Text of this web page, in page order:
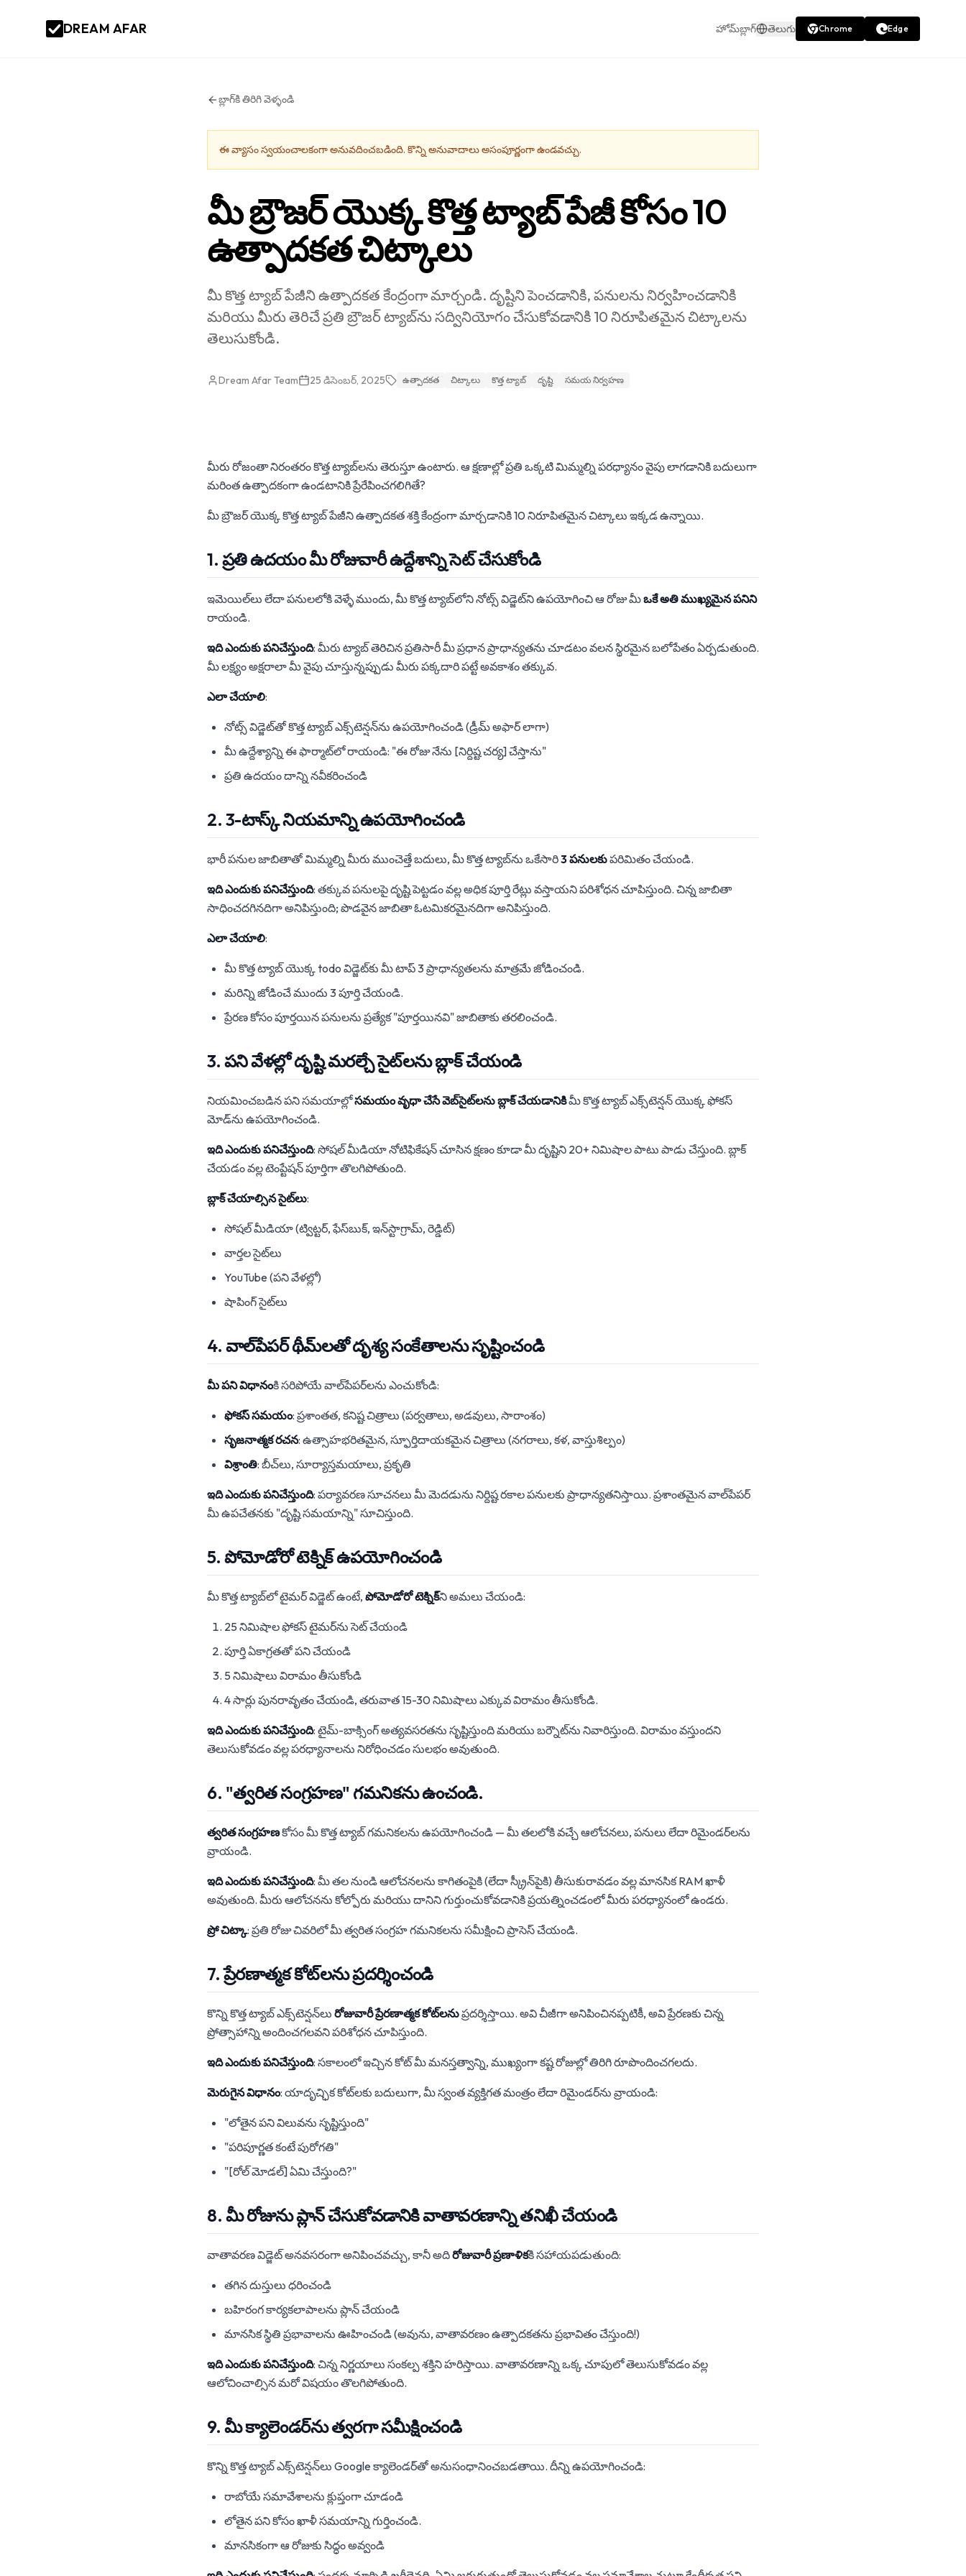
DREAM AFAR హోమ్బ్లాగ్ తెలుగు Chrome Edge
బ్లాగ్‌కి తిరిగి వెళ్ళండి
ఈ వ్యాసం స్వయంచాలకంగా అనువదించబడింది. కొన్ని అనువాదాలు అసంపూర్ణంగా ఉండవచ్చు.
మీ బ్రౌజర్ యొక్క కొత్త ట్యాబ్ పేజీ కోసం 10
ఉత్పాదకత చిట్కాలు
మీ కొత్త ట్యాబ్ పేజీని ఉత్పాదకత కేంద్రంగా మార్చండి. దృష్టిని పెంచడానికి, పనులను నిర్వహించడానికి
మరియు మీరు తెరిచే ప్రతి బ్రౌజర్ ట్యాబ్‌ను సద్వినియోగం చేసుకోవడానికి 10 నిరూపితమైన చిట్కాలను
తెలుసుకోండి.
Dream Afar Team 25 డిసెంబర్, 2025 ఉత్పాదకత చిట్కాలు కొత్త ట్యాబ్ దృష్టి సమయ నిర్వహణ
మీరు రోజంతా నిరంతరం కొత్త ట్యాబ్‌లను తెరుస్తూ ఉంటారు. ఆ క్షణాల్లో ప్రతి ఒక్కటి మిమ్మల్ని పరధ్యానం వైపు లాగడానికి బదులుగా
మరింత ఉత్పాదకంగా ఉండటానికి ప్రేరేపించగలిగితే?
మీ బ్రౌజర్ యొక్క కొత్త ట్యాబ్ పేజీని ఉత్పాదకత శక్తి కేంద్రంగా మార్చడానికి 10 నిరూపితమైన చిట్కాలు ఇక్కడ ఉన్నాయి.
1. ప్రతి ఉదయం మీ రోజువారీ ఉద్దేశాన్ని సెట్ చేసుకోండి
ఇమెయిల్‌లు లేదా పనులలోకి వెళ్ళే ముందు, మీ కొత్త ట్యాబ్‌లోని నోట్స్ విడ్జెట్‌ని ఉపయోగించి ఆ రోజు మీఒకే అతి ముఖ్యమైన పనిని
రాయండి.
ఇది ఎందుకు పనిచేస్తుంది: మీరు ట్యాబ్ తెరిచిన ప్రతిసారీ మీ ప్రధాన ప్రాధాన్యతను చూడటం వలన స్థిరమైన బలోపేతం ఏర్పడుతుంది.
మీ లక్ష్యం అక్షరాలా మీ వైపు చూస్తున్నప్పుడు మీరు పక్కదారి పట్టే అవకాశం తక్కువ.
ఎలా చేయాలి:
నోట్స్ విడ్జెట్‌తో కొత్త ట్యాబ్ ఎక్స్‌టెన్షన్‌ను ఉపయోగించండి (డ్రీమ్ అఫార్ లాగా)
మీ ఉద్దేశ్యాన్ని ఈ ఫార్మాట్‌లో రాయండి: "ఈ రోజు నేను [నిర్దిష్ట చర్య] చేస్తాను"
ప్రతి ఉదయం దాన్ని నవీకరించండి
2. 3-టాస్క్ నియమాన్ని ఉపయోగించండి
భారీ పనుల జాబితాతో మిమ్మల్ని మీరు ముంచెత్తే బదులు, మీ కొత్త ట్యాబ్‌ను ఒకేసారి3 పనులకుపరిమితం చేయండి.
ఇది ఎందుకు పనిచేస్తుంది: తక్కువ పనులపై దృష్టి పెట్టడం వల్ల అధిక పూర్తి రేట్లు వస్తాయని పరిశోధన చూపిస్తుంది. చిన్న జాబితా
సాధించదగినదిగా అనిపిస్తుంది; పొడవైన జాబితా ఓటమికరమైనదిగా అనిపిస్తుంది.
ఎలా చేయాలి:
మీ కొత్త ట్యాబ్ యొక్క todo విడ్జెట్‌కు మీ టాప్ 3 ప్రాధాన్యతలను మాత్రమే జోడించండి.
మరిన్ని జోడించే ముందు 3 పూర్తి చేయండి.
ప్రేరణ కోసం పూర్తయిన పనులను ప్రత్యేక "పూర్తయినవి" జాబితాకు తరలించండి.
3. పని వేళల్లో దృష్టి మరల్చే సైట్‌లను బ్లాక్ చేయండి
నియమించబడిన పని సమయాల్లోసమయం వృధా చేసే వెబ్‌సైట్‌లను బ్లాక్ చేయడానికిమీ కొత్త ట్యాబ్ ఎక్స్‌టెన్షన్ యొక్క ఫోకస్
మోడ్‌ను ఉపయోగించండి.
ఇది ఎందుకు పనిచేస్తుంది: సోషల్ మీడియా నోటిఫికేషన్ చూసిన క్షణం కూడా మీ దృష్టిని 20+ నిమిషాల పాటు పాడు చేస్తుంది. బ్లాక్
చేయడం వల్ల టెంప్టేషన్ పూర్తిగా తొలగిపోతుంది.
బ్లాక్ చేయాల్సిన సైట్‌లు:
సోషల్ మీడియా (ట్విట్టర్, ఫేస్‌బుక్, ఇన్‌స్టాగ్రామ్, రెడ్డిట్)
వార్తల సైట్‌లు
YouTube (పని వేళల్లో)
షాపింగ్ సైట్‌లు
4. వాల్‌పేపర్ థీమ్‌లతో దృశ్య సంకేతాలను సృష్టించండి
మీ పని విధానంకి సరిపోయే వాల్‌పేపర్‌లను ఎంచుకోండి:
ఫోకస్ సమయం: ప్రశాంతత, కనిష్ట చిత్రాలు (పర్వతాలు, అడవులు, సారాంశం)
సృజనాత్మక రచన: ఉత్సాహభరితమైన, స్ఫూర్తిదాయకమైన చిత్రాలు (నగరాలు, కళ, వాస్తుశిల్పం)
విశ్రాంతి: బీచ్‌లు, సూర్యాస్తమయాలు, ప్రకృతి
ఇది ఎందుకు పనిచేస్తుంది: పర్యావరణ సూచనలు మీ మెదడును నిర్దిష్ట రకాల పనులకు ప్రాధాన్యతనిస్తాయి. ప్రశాంతమైన వాల్‌పేపర్
మీ ఉపచేతనకు "దృష్టి సమయాన్ని" సూచిస్తుంది.
5. పోమోడోరో టెక్నిక్ ఉపయోగించండి
మీ కొత్త ట్యాబ్‌లో టైమర్ విడ్జెట్ ఉంటే, పోమోడోరో టెక్నిక్ని అమలు చేయండి:
25 నిమిషాల ఫోకస్ టైమర్‌ను సెట్ చేయండి
పూర్తి ఏకాగ్రతతో పని చేయండి
5 నిమిషాలు విరామం తీసుకోండి
4 సార్లు పునరావృతం చేయండి, తరువాత 15-30 నిమిషాలు ఎక్కువ విరామం తీసుకోండి.
ఇది ఎందుకు పనిచేస్తుంది: టైమ్-బాక్సింగ్ అత్యవసరతను సృష్టిస్తుంది మరియు బర్నౌట్‌ను నివారిస్తుంది. విరామం వస్తుందని
తెలుసుకోవడం వల్ల పరధ్యానాలను నిరోధించడం సులభం అవుతుంది.
6. "త్వరిత సంగ్రహణ" గమనికను ఉంచండి.
త్వరిత సంగ్రహణకోసం మీ కొత్త ట్యాబ్ గమనికలను ఉపయోగించండి — మీ తలలోకి వచ్చే ఆలోచనలు, పనులు లేదా రిమైండర్‌లను
వ్రాయండి.
ఇది ఎందుకు పనిచేస్తుంది: మీ తల నుండి ఆలోచనలను కాగితంపైకి (లేదా స్క్రీన్‌పైకి) తీసుకురావడం వల్ల మానసిక RAM ఖాళీ
అవుతుంది. మీరు ఆలోచనను కోల్పోరు మరియు దానిని గుర్తుంచుకోవడానికి ప్రయత్నించడంలో మీరు పరధ్యానంలో ఉండరు.
ప్రో చిట్కా: ప్రతి రోజు చివరిలో మీ త్వరిత సంగ్రహ గమనికలను సమీక్షించి ప్రాసెస్ చేయండి.
7. ప్రేరణాత్మక కోట్‌లను ప్రదర్శించండి
కొన్ని కొత్త ట్యాబ్ ఎక్స్‌టెన్షన్‌లు రోజువారీ ప్రేరణాత్మక కోట్‌లనుప్రదర్శిస్తాయి. అవి చీజీగా అనిపించినప్పటికీ, అవి ప్రేరణకు చిన్న
ప్రోత్సాహాన్ని అందించగలవని పరిశోధన చూపిస్తుంది.
ఇది ఎందుకు పనిచేస్తుంది: సకాలంలో ఇచ్చిన కోట్ మీ మనస్తత్వాన్ని, ముఖ్యంగా కష్ట రోజుల్లో తిరిగి రూపొందించగలదు.
మెరుగైన విధానం: యాదృచ్ఛిక కోట్‌లకు బదులుగా, మీ స్వంత వ్యక్తిగత మంత్రం లేదా రిమైండర్‌ను వ్రాయండి:
"లోతైన పని విలువను సృష్టిస్తుంది"
"పరిపూర్ణత కంటే పురోగతి"
"[రోల్ మోడల్] ఏమి చేస్తుంది?"
8. మీ రోజును ప్లాన్ చేసుకోవడానికి వాతావరణాన్ని తనిఖీ చేయండి
వాతావరణ విడ్జెట్ అనవసరంగా అనిపించవచ్చు, కానీ అదిరోజువారీ ప్రణాళికకి సహాయపడుతుంది:
తగిన దుస్తులు ధరించండి
బహిరంగ కార్యకలాపాలను ప్లాన్ చేయండి
మానసిక స్థితి ప్రభావాలను ఊహించండి (అవును, వాతావరణం ఉత్పాదకతను ప్రభావితం చేస్తుంది!)
ఇది ఎందుకు పనిచేస్తుంది: చిన్న నిర్ణయాలు సంకల్ప శక్తిని హరిస్తాయి. వాతావరణాన్ని ఒక్క చూపులో తెలుసుకోవడం వల్ల
ఆలోచించాల్సిన మరో విషయం తొలగిపోతుంది.
9. మీ క్యాలెండర్‌ను త్వరగా సమీక్షించండి
కొన్ని కొత్త ట్యాబ్ ఎక్స్‌టెన్షన్‌లు Google క్యాలెండర్‌తో అనుసంధానించబడతాయి. దీన్ని ఉపయోగించండి:
రాబోయే సమావేశాలను క్లుప్తంగా చూడండి
లోతైన పని కోసం ఖాళీ సమయాన్ని గుర్తించండి.
మానసికంగా ఆ రోజుకు సిద్ధం అవ్వండి